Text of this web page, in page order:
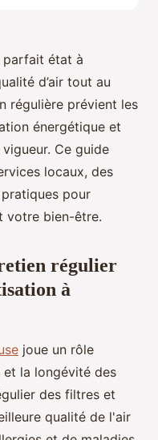
parfait état à
d’air tout au
régulière prévient les
énergétique et
Ce guide
locaux, des
pour
votre bien-être.
régulier
à
joue un rôle
la longévité des
des filtres et
qualité de l'air